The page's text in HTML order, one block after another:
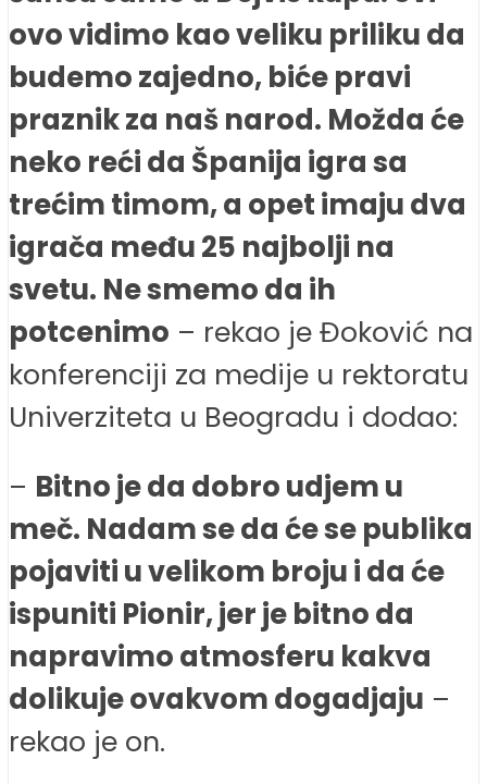
ovo vidimo kao veliku priliku da
budemo zajedno, biće pravi
praznik za naš narod. Možda će
neko reći da Španija igra sa
trećim timom, a opet imaju dva
igrača među 25 najbolji na
svetu. Ne smemo da ih
potcenimo – rekao je Đoković na
konferenciji za medije u rektoratu
Univerziteta u Beogradu i dodao:
– Bitno je da dobro udjem u
meč. Nadam se da će se publika
pojaviti u velikom broju i da će
ispuniti Pionir, jer je bitno da
napravimo atmosferu kakva
dolikuje ovakvom dogadjaju –
rekao je on.